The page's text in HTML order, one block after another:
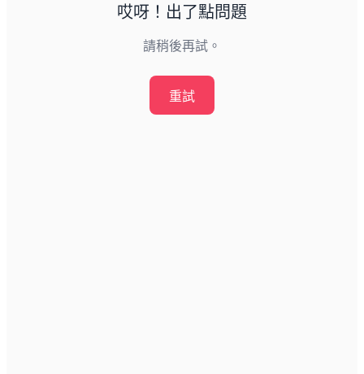
哎呀！出了點問題
請稍後再試。
重試